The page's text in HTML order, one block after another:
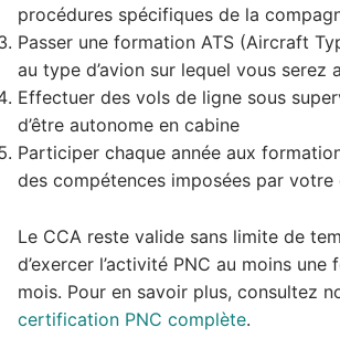
procédures spécifiques de la
Passer une formation ATS (Aircraft
au type d’avion sur lequel vous serez
Effectuer des vols de ligne sous
d’être autonome en cabine
Participer chaque année aux
des compétences imposées par votre
Le CCA reste valide sans limite de
d’exercer l’activité PNC au moins une
mois. Pour en savoir plus, consultez
certification PNC complète.